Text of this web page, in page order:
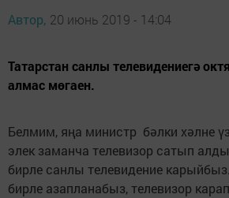
Автор, 20 июнь 2019 - 14:04
Татарстан санлы телевидениегә
алмас мөгаен.
Белмим, яңа министр бәлки хәлне
элек заманча телевизор сатып
бирле санлы телевидение
бирле азапланабыз, телевизор